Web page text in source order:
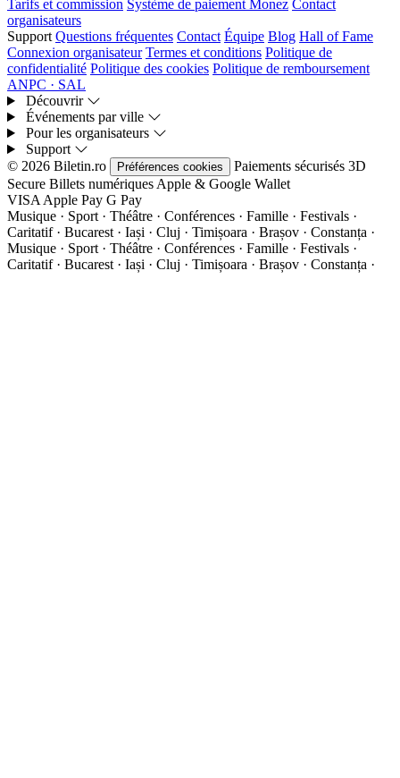
Tarifs et commission Système de paiement Monez Contact
organisateurs
Support Questions fréquentes Contact Équipe Blog Hall of Fame
Connexion organisateur Termes et conditions Politique de
confidentialité Politique des cookies Politique de remboursement
ANPC · SAL
Découvrir
Événements par ville
Pour les organisateurs
Support
© 2026 Biletin.ro
Préférences cookies Paiements sécurisés 3D
Secure Billets numériques Apple & Google Wallet
VISA Apple Pay G Pay
Musique · Sport · Théâtre · Conférences · Famille · Festivals ·
Caritatif · Bucarest · Iași · Cluj · Timișoara · Brașov · Constanța ·
Musique · Sport · Théâtre · Conférences · Famille · Festivals ·
Caritatif · Bucarest · Iași · Cluj · Timișoara · Brașov · Constanța ·